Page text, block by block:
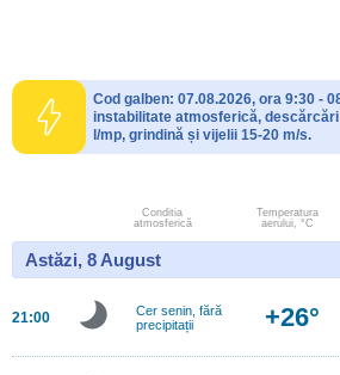
Cod galben: 07.08.2026, ora 9:30 -
instabilitate atmosferică,
l/mp, grindină și vijelii 15-20 m/s.
Conditia
atmosferică
Temperatura
aerului, °C
Astăzi, 8 August
21:00
Cer senin, fără
precipitații
+26°